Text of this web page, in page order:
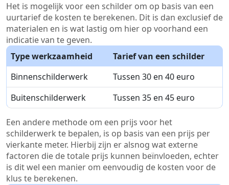
Het is mogelijk voor een schilder om op basis van een
uurtarief de kosten te berekenen. Dit is dan exclusief de
materialen en is wat lastig om hier op voorhand een
indicatie van te geven.
Type werkzaamheid
Tarief van een schilder
Binnenschilderwerk
Tussen 30 en 40 euro
Buitenschilderwerk
Tussen 35 en 45 euro
Een andere methode om een prijs voor het
schilderwerk te bepalen, is op basis van een prijs per
vierkante meter. Hierbij zijn er alsnog wat externe
factoren die de totale prijs kunnen beïnvloeden, echter
is dit wel een manier om eenvoudig de kosten voor de
klus te berekenen.